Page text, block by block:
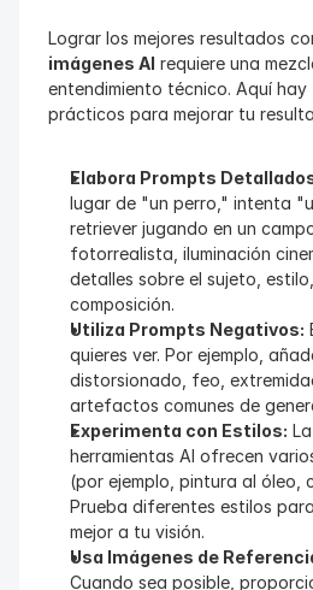
Lograr los mejores resultados
imágenes AI requiere una
entendimiento técnico. Aquí hay
prácticos para mejorar tu
Elabora Prompts
lugar de "un perro," intenta
retriever jugando en un
fotorrealista, iluminación
detalles sobre el sujeto,
composición.
Utiliza Prompts Negativos:
quieres ver. Por ejemplo,
distorsionado, feo,
artefactos comunes de
Experimenta con Estilos:
herramientas AI ofrecen
(por ejemplo, pintura al óleo,
Prueba diferentes estilos
mejor a tu visión.
Usa Imágenes de
Cuando sea posible,